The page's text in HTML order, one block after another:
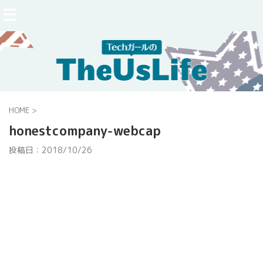
HOME >
honestcompany-webcap
投稿日： 2018/10/26